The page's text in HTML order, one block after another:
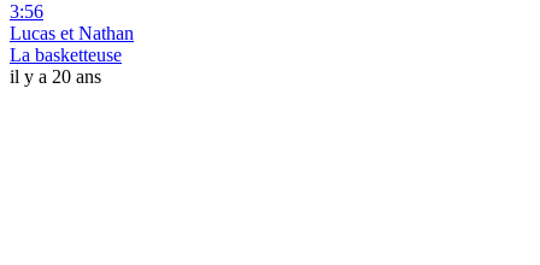
3:56
Lucas et Nathan
La basketteuse
il y a 20 ans